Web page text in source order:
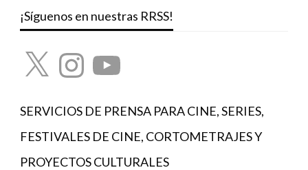
¡Síguenos en nuestras RRSS!
X InstagramYouTube
SERVICIOS DE PRENSA PARA CINE, SERIES,
FESTIVALES DE CINE, CORTOMETRAJES Y
PROYECTOS CULTURALES